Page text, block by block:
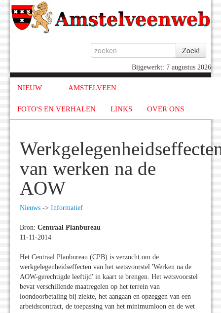
Bijgewerkt: 7 augustus 2026
NIEUW AMSTELVEEN
FOTO'S EN VERHALEN LINKS OVER ONS
van werken na de
AOW
Nieuws -> Informatief
Bron: Centraal Planbureau
11-11-2014
Het Centraal Planbureau (CPB) is verzocht om de
werkgelegenheidseffecten van het wetsvoorstel 'Werken na de
AOW-gerechtigde leeftijd' in kaart te brengen. Het wetsvoorstel
bevat verschillende maatregelen op het terrein van
loondoorbetaling bij ziekte, het aangaan en opzeggen van een
arbeidscontract, de toepassing van het minimumloon en de wet